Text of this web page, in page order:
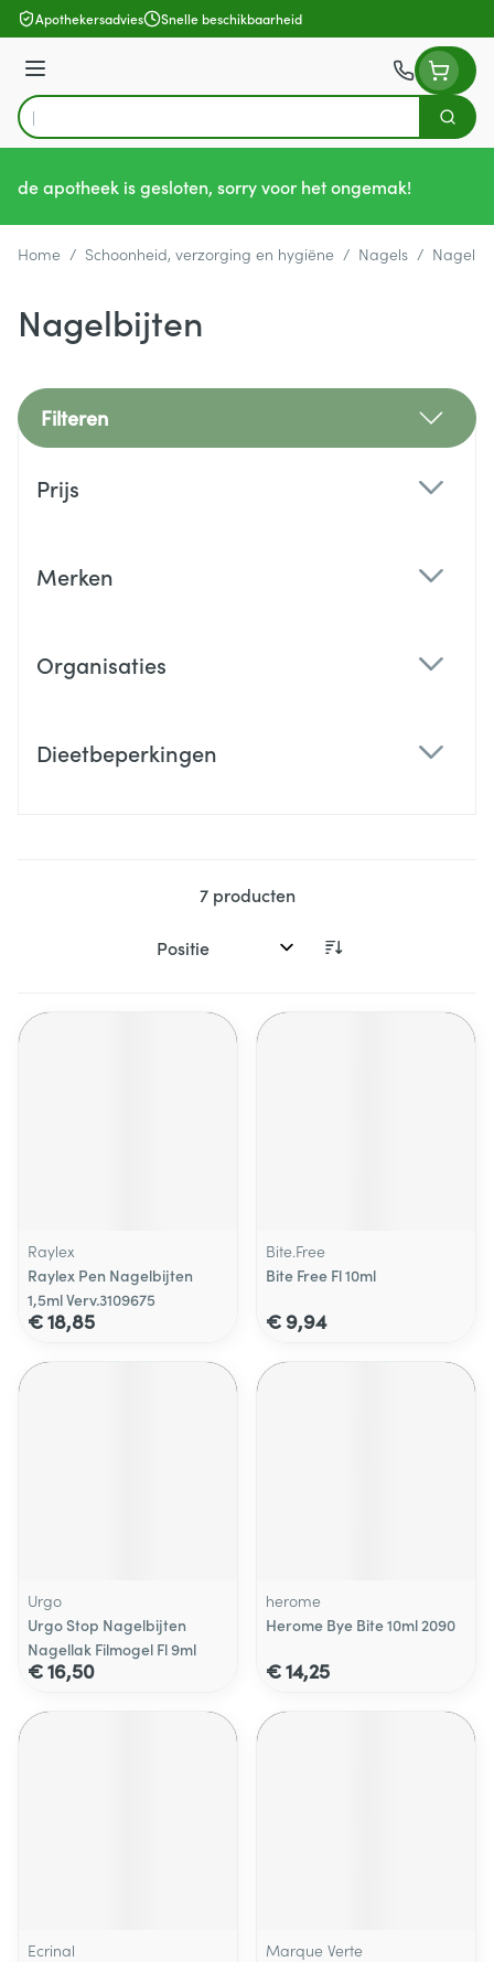
Ga naar de inhoud
Apothekersadvies Snelle beschikbaarheid
Menu
Product, merk, categorie...
Zoek
de apotheek is gesloten, sorry voor het ongemak!
Home / Schoonheid, verzorging en hygiëne / Nagels /
Nagelbijten
Filteren
Prijs
Merken
Organisaties
Dieetbeperkingen
7producten
Sorteer op:
Raylex
Raylex Pen Nagelbijten
1,5ml Verv.3109675
€ 18,85
Bite.Free
Bite Free Fl 10ml
€ 9,94
Urgo
Urgo Stop Nagelbijten
Nagellak Filmogel Fl 9ml
€ 16,50
herome
Herome Bye Bite 10ml 2090
€ 14,25
Ecrinal
Marque Verte